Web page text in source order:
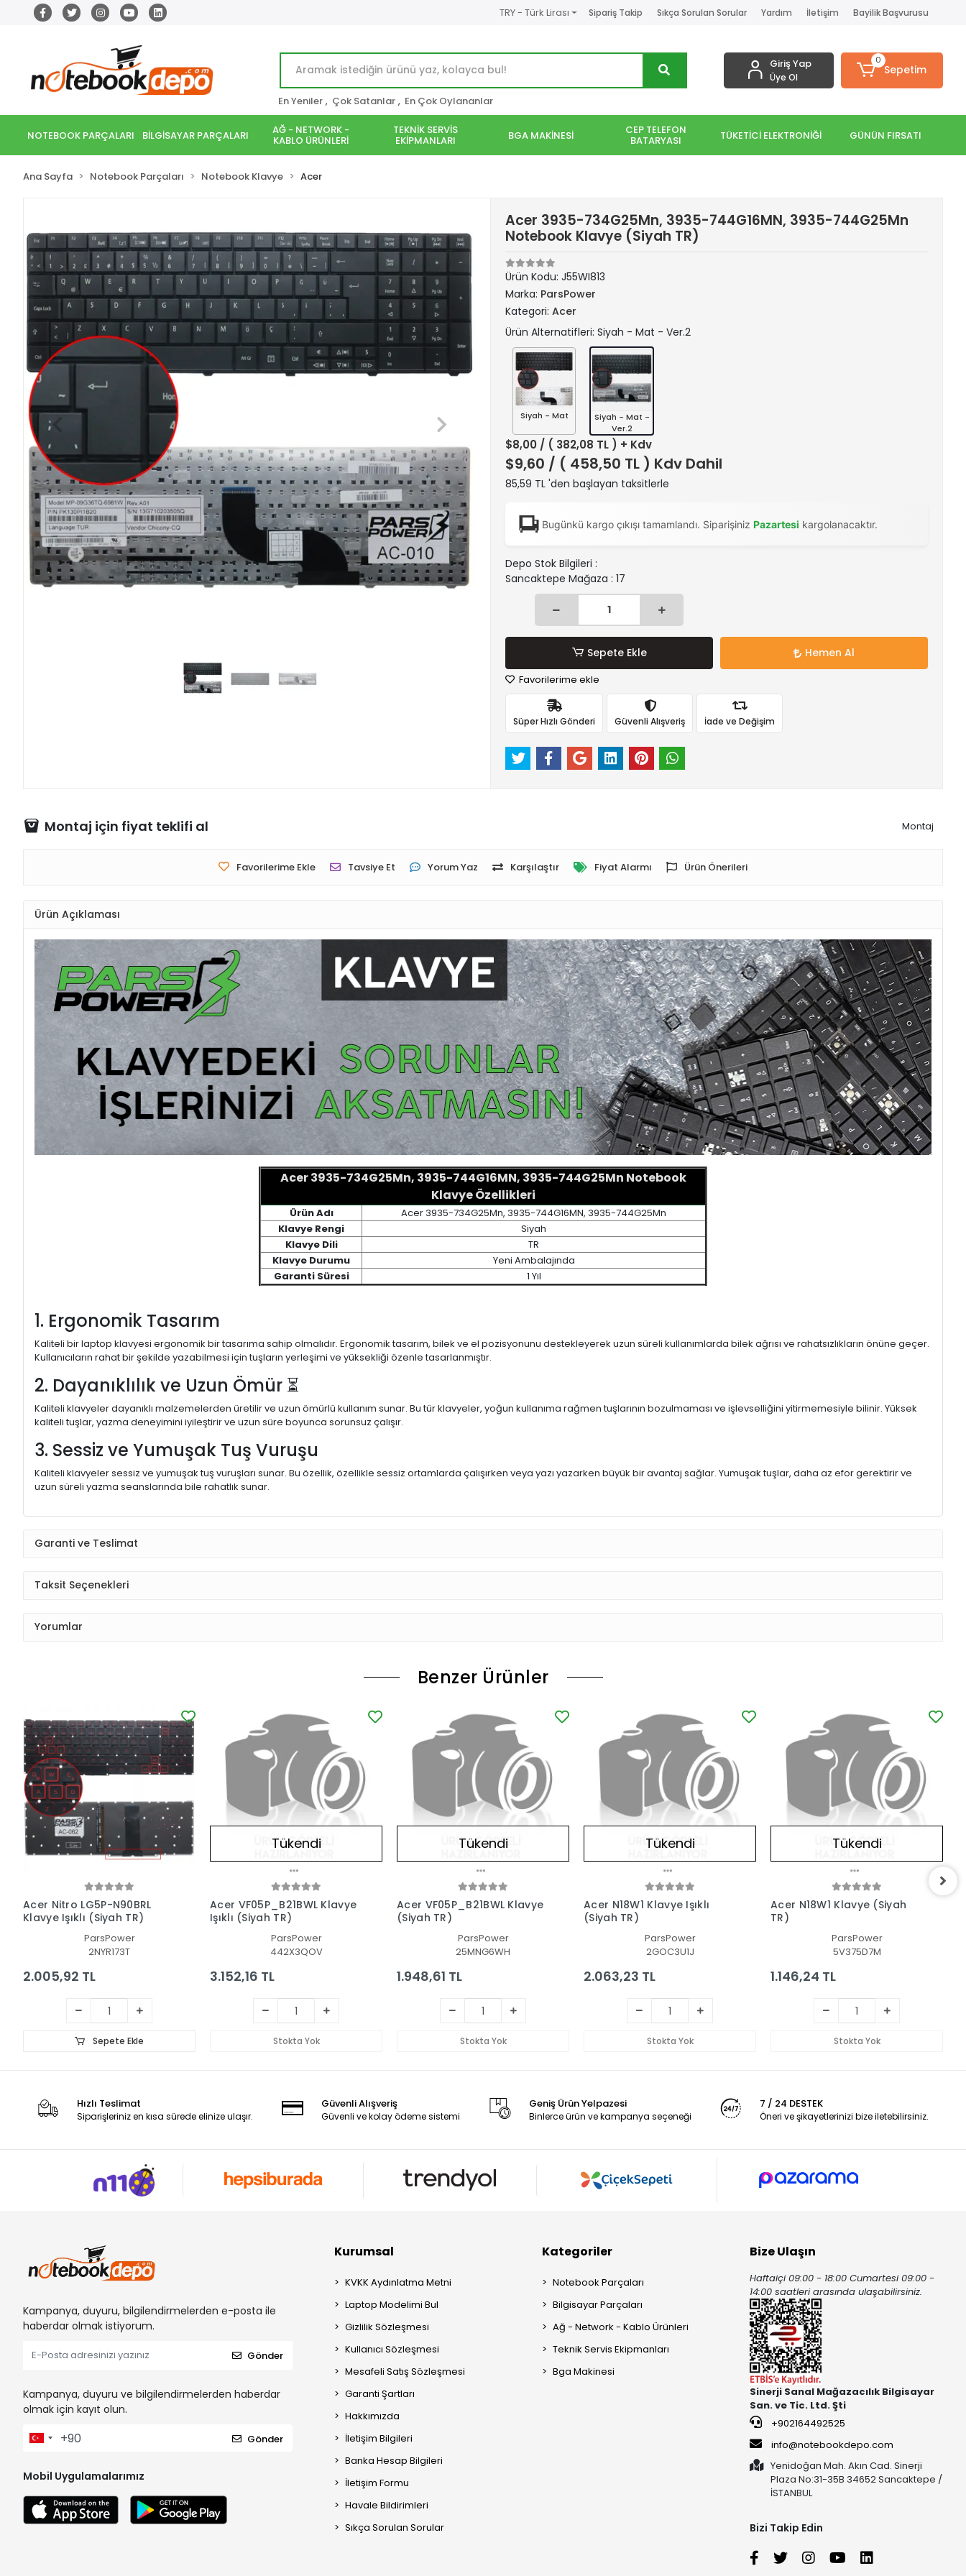
TRY - Türk Lirası Sipariş Takip Sıkça Sorulan Sorular Yardım İletişim Bayilik Başvurusu
En Yeniler , Çok Satanlar , En Çok Oylananlar
Giriş Yap
Üye Ol
0
Sepetim
NOTEBOOK PARÇALARI BİLGİSAYAR PARÇALARI AĞ - NETWORK -
KABLO ÜRÜNLERİ
TEKNİK SERVİS
EKİPMANLARI BGA MAKİNESİ CEP TELEFON
BATARYASI TÜKETİCİ ELEKTRONİĞİ GÜNÜN FIRSATI
Ana Sayfa Notebook Parçaları Notebook Klavye Acer
Acer 3935-734G25Mn, 3935-744G16MN, 3935-744G25Mn
Notebook Klavye (Siyah TR)
Ürün Kodu: J55WI813
Marka: ParsPower
Kategori: Acer
Ürün Alternatifleri: Siyah - Mat - Ver.2
Siyah - Mat
Siyah - Mat -
Ver.2
$8,00 / ( 382,08 TL ) + Kdv
$9,60 / ( 458,50 TL ) Kdv Dahil
85,59 TL 'den başlayan taksitlerle
Bugünkü kargo çıkışı tamamlandı. Siparişiniz Pazartesi kargolanacaktır.
Depo Stok Bilgileri :
Sancaktepe Mağaza : 17
Sepete Ekle Hemen Al
Favorilerime ekle
Süper Hızlı Gönderi Güvenli Alışveriş İade ve Değişim
Montaj için fiyat teklifi al Montaj
Favorilerime Ekle Tavsiye Et Yorum Yaz Karşılaştır Fiyat Alarmı Ürün Önerileri
Ürün Açıklaması
Acer 3935-734G25Mn, 3935-744G16MN, 3935-744G25Mn Notebook
Klavye Özellikleri
Ürün Adı
Acer 3935-734G25Mn, 3935-744G16MN, 3935-744G25Mn
Klavye Rengi
Siyah
Klavye Dili
TR
Klavye Durumu
Yeni Ambalajında
Garanti Süresi
1 Yıl
1. Ergonomik Tasarım
Kaliteli bir laptop klavyesi ergonomik bir tasarıma sahip olmalıdır. Ergonomik tasarım, bilek ve el pozisyonunu destekleyerek uzun süreli kullanımlarda bilek ağrısı ve rahatsızlıkların önüne geçer.
Kullanıcıların rahat bir şekilde yazabilmesi için tuşların yerleşimi ve yüksekliği özenle tasarlanmıştır.
2. Dayanıklılık ve Uzun Ömür ⏳
Kaliteli klavyeler dayanıklı malzemelerden üretilir ve uzun ömürlü kullanım sunar. Bu tür klavyeler, yoğun kullanıma rağmen tuşlarının bozulmaması ve işlevselliğini yitirmemesiyle bilinir. Yüksek
kaliteli tuşlar, yazma deneyimini iyileştirir ve uzun süre boyunca sorunsuz çalışır.
3. Sessiz ve Yumuşak Tuş Vuruşu
Kaliteli klavyeler sessiz ve yumuşak tuş vuruşları sunar. Bu özellik, özellikle sessiz ortamlarda çalışırken veya yazı yazarken büyük bir avantaj sağlar. Yumuşak tuşlar, daha az efor gerektirir ve
uzun süreli yazma seanslarında bile rahatlık sunar.
Garanti ve Teslimat
Taksit Seçenekleri
Yorumlar
Benzer Ürünler
Acer Nitro LG5P-N90BRL
Klavye Işıklı (Siyah TR)
ParsPower
2NYR173T
2.005,92 TL
Sepete Ekle
Tükendi
Acer VF05P_B21BWL Klavye
Işıklı (Siyah TR)
ParsPower
442X3QOV
3.152,16 TL
Stokta Yok
Tükendi
Acer VF05P_B21BWL Klavye
(Siyah TR)
ParsPower
25MNG6WH
1.948,61 TL
Stokta Yok
Tükendi
Acer N18W1 Klavye Işıklı
(Siyah TR)
ParsPower
2GOC3U1J
2.063,23 TL
Stokta Yok
Tükendi
Acer N18W1 Klavye (Siyah
TR)
ParsPower
5V375D7M
1.146,24 TL
Stokta Yok
Hızlı Teslimat
Siparişleriniz en kısa sürede elinize ulaşır.
Güvenli Alışveriş
Güvenli ve kolay ödeme sistemi
Geniş Ürün Yelpazesi
Binlerce ürün ve kampanya seçeneği
7 / 24 DESTEK
Öneri ve şikayetlerinizi bize iletebilirsiniz.
Kampanya, duyuru, bilgilendirmelerden e-posta ile
haberdar olmak istiyorum.
Gönder
Kampanya, duyuru ve bilgilendirmelerden haberdar
olmak için kayıt olun.
Gönder
Mobil Uygulamalarımız
Kurumsal
KVKK Aydınlatma Metni
Laptop Modelimi Bul
Gizlilik Sözleşmesi
Kullanıcı Sözleşmesi
Mesafeli Satış Sözleşmesi
Garanti Şartları
Hakkımızda
İletişim Bilgileri
Banka Hesap Bilgileri
İletişim Formu
Havale Bildirimleri
Sıkça Sorulan Sorular
Kategoriler
Notebook Parçaları
Bilgisayar Parçaları
Ağ - Network - Kablo Ürünleri
Teknik Servis Ekipmanları
Bga Makinesi
Bize Ulaşın
Haftaiçi 09:00 - 18:00 Cumartesi 09:00 -
14:00 saatleri arasında ulaşabilirsiniz.
Sinerji Sanal Mağazacılık Bilgisayar
San. ve Tic. Ltd. Şti
+902164492525
info@notebookdepo.com
Yenidoğan Mah. Akın Cad. Sinerji
Plaza No:31-35B 34652 Sancaktepe /
İSTANBUL
Bizi Takip Edin